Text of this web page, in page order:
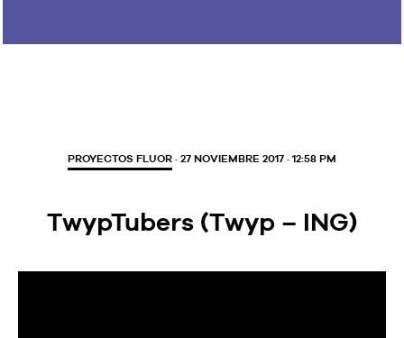
PROYECTOS FLUOR · 27 NOVIEMBRE 2017 · 12:58 PM
TwypTubers (Twyp – ING)